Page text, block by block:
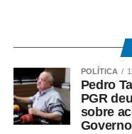
mas não houve acordo.
Entre as principais
reajuste salarial,
ampliação do auxílio-
pagamento do
POLÍTICA
Pedro
PGR
sobre